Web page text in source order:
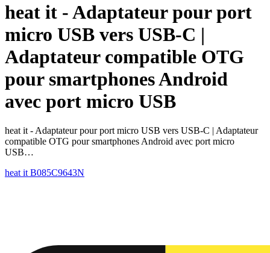
heat it - Adaptateur pour port
micro USB vers USB-C |
Adaptateur compatible OTG
pour smartphones Android
avec port micro USB
heat it - Adaptateur pour port micro USB vers USB-C | Adaptateur
compatible OTG pour smartphones Android avec port micro
USB…
heat it B085C9643N